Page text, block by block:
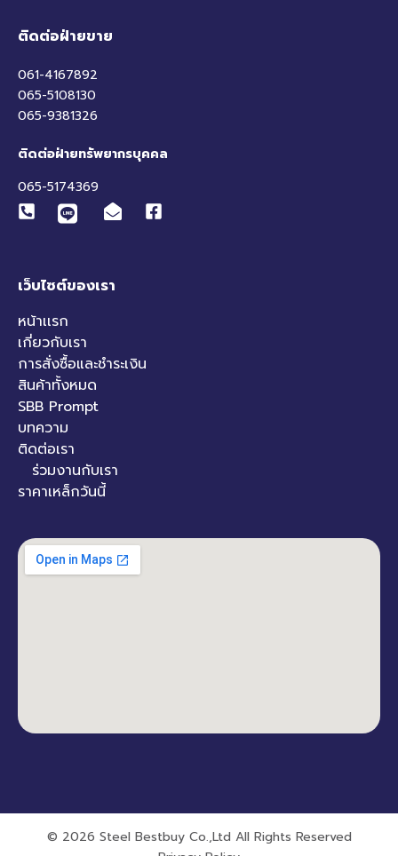
ติดต่อฝ่ายขาย
061-4167892
065-5108130
065-9381326
ติดต่อฝ่ายทรัพยากรบุคคล
065-5174369
เว็บไซต์ของเรา
หน้าเเรก
เกี่ยวกับเรา
การสั่งซื้อและชำระเงิน
สินค้าทั้งหมด
SBB Prompt
บทความ
ติดต่อเรา
ร่วมงานกับเรา
ราคาเหล็กวันนี้
© 2026 Steel Bestbuy Co.,Ltd All Rights Reserved